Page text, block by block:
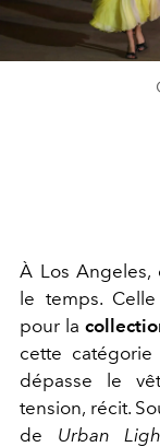
À Los Angeles,
le temps.
pour la
cette
dépasse le
tension, récit.
de Urban